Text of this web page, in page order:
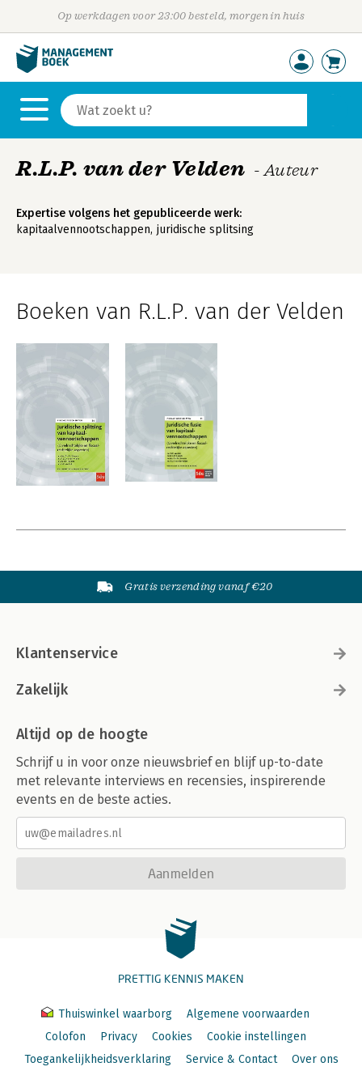
Op werkdagen voor 23:00 besteld, morgen in huis
R.L.P. van der Velden - Auteur
Expertise volgens het gepubliceerde werk:
kapitaalvennootschappen, juridische splitsing
Boeken van R.L.P. van der Velden
Gratis verzending vanaf €20
Klantenservice
Zakelijk
Altijd op de hoogte
Schrijf u in voor onze nieuwsbrief en blijf up-to-date
met relevante interviews en recensies, inspirerende
events en de beste acties.
Aanmelden
PRETTIG KENNIS MAKEN
Thuiswinkel waarborg
Algemene voorwaarden
Colofon
Privacy Cookies
Cookie instellingen
Toegankelijkheidsverklaring
Service & Contact Over ons